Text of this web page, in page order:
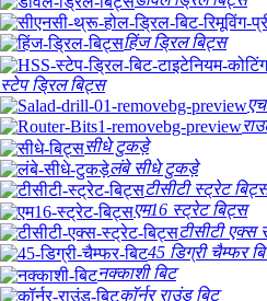
हिंज ड्रिल बिट्स
स्टेप ड्रिल बिट्स
सीधे टुकड़े
लंबे सीधे टुकड़े
टीसीटी स्ट्रेट
एम16 स्ट्रेट बिट्स
टीसीटी एक्स
45 डिग्री चैम्फर
नक्काशी बिट
कॉर्नर राउंड बिट